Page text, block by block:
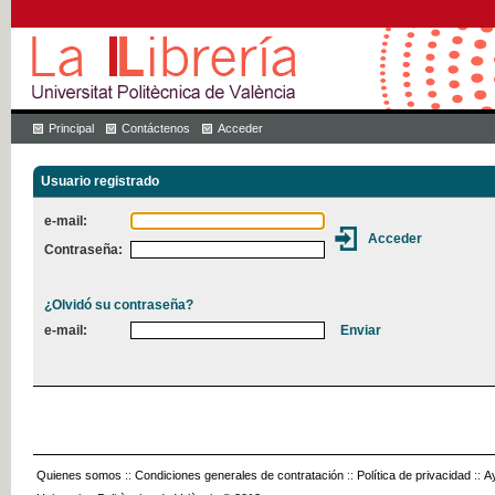
Principal Contáctenos Acceder
Usuario registrado
e-mail:
Contraseña:
¿Olvidó su contraseña?
e-mail:
Quienes somos :: Condiciones generales de contratación :: Política de privacidad ::